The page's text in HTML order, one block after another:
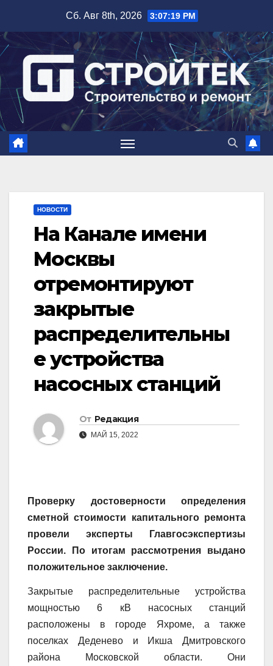
содержимому
Сб. Авг 8th, 2026 3:07:20 PM
НОВОСТИ
На Канале имени
Москвы
отремонтируют
закрытые
распределительны
е устройства
насосных станций
От Редакция
МАЙ 15, 2022
Проверку достоверности определения
сметной стоимости капитального ремонта
провели эксперты Главгосэкспертизы
России. По итогам рассмотрения выдано
положительное заключение.
Закрытые распределительные устройства
мощностью 6 кВ насосных станций
расположены в городе Яхроме, а также
поселках Деденево и Икша Дмитровского
района Московской области. Они